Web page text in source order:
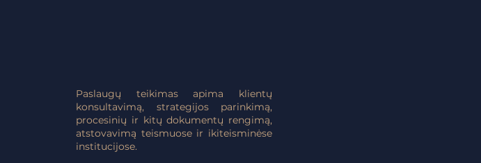
Paslaugų teikimas apima klientų
konsultavimą, strategijos parinkimą,
procesinių ir kitų dokumentų rengimą,
atstovavimą teismuose ir ikiteisminėse
institucijose.